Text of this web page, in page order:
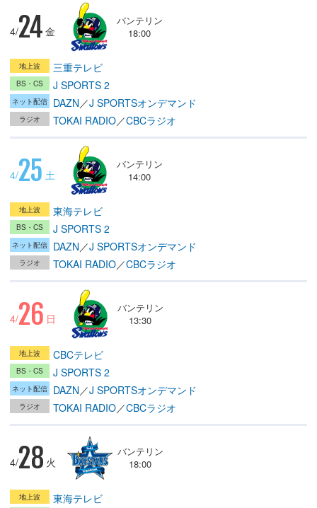
4/24 金
バンテリン
18:00
三重テレビ
J SPORTS 2
DAZN／J SPORTSオンデマンド
TOKAI RADIO／CBCラジオ
4/25 土
バンテリン
14:00
東海テレビ
J SPORTS 2
DAZN／J SPORTSオンデマンド
TOKAI RADIO／CBCラジオ
4/26 日
バンテリン
13:30
CBCテレビ
J SPORTS 2
DAZN／J SPORTSオンデマンド
TOKAI RADIO／CBCラジオ
4/28 火
バンテリン
18:00
東海テレビ